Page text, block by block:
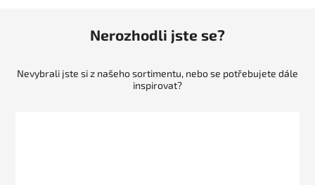
Nerozhodli jste se?
Nevybrali jste si z našeho sortimentu, nebo se potřebujete dále
inspirovat?